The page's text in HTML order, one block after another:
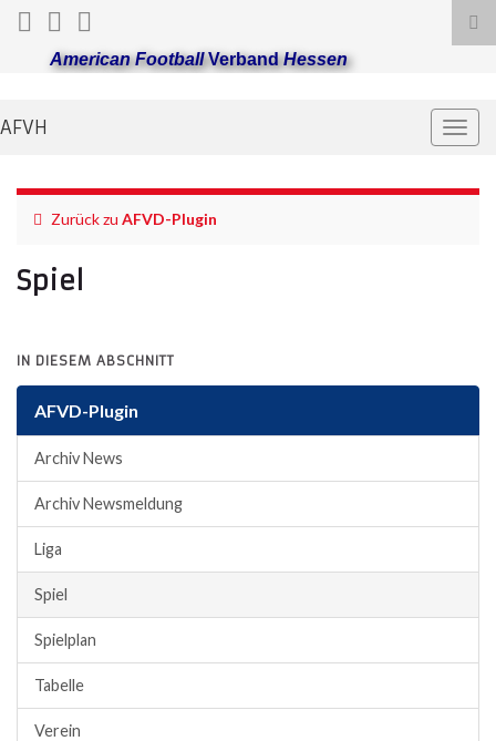
American FootballVerbandHessen
AFVH
Zurück zu AFVD-Plugin
Spiel
IN DIESEM ABSCHNITT
AFVD-Plugin
Archiv News
Archiv Newsmeldung
Liga
Spiel
Spielplan
Tabelle
Verein